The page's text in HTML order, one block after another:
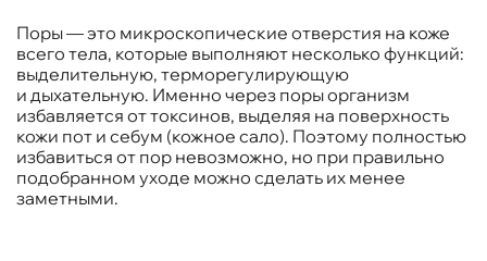
Поры — это микроскопические отверстия на коже
всего тела, которые выполняют несколько функций:
выделительную, терморегулирующую
и дыхательную. Именно через поры организм
избавляется от токсинов, выделяя на поверхность
кожи пот и себум (кожное сало). Поэтому полностью
избавиться от пор невозможно, но при правильно
подобранном уходе можно сделать их менее
заметными.